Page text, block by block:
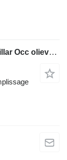
Goulotte de remplissage d'huile Caterpillar Occ olievulbuis D6M pour matériel de TP